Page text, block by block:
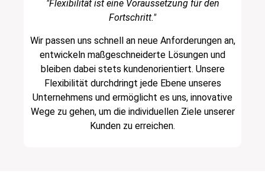
"Flexibilität ist eine Voraussetzung für den
Fortschritt."
Wir passen uns schnell an neue Anforderungen an,
entwickeln maßgeschneiderte Lösungen und
bleiben dabei stets kundenorientiert. Unsere
Flexibilität durchdringt jede Ebene unseres
Unternehmens und ermöglicht es uns, innovative
Wege zu gehen, um die individuellen Ziele unserer
Kunden zu erreichen.